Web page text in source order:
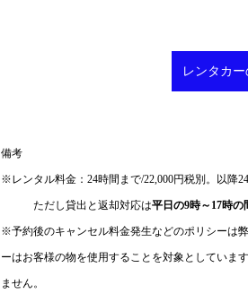
レンタカ
電話番号：
備考
※レンタル料金：24時間まで/22,000円税別。以
ただし貸出と返却対応は平日の9時～17時の
※予約後のキャンセル料金発生などのポリシーは
ーはお客様の物を使用することを対象としていま
ません。